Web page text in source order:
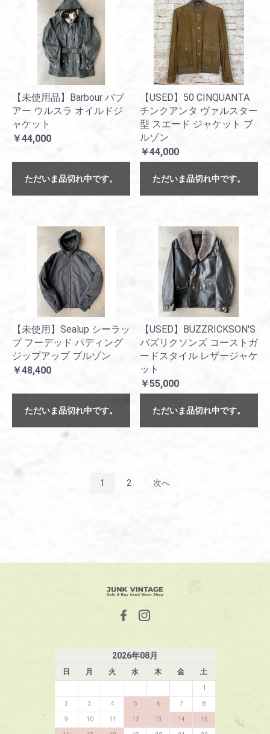
【未使用品】Barbour バブ
アー ウルスラ オイルドジ
ャケット
￥44,000
ただいま品切れ中です。
【USED】50 CINQUANTA
チンクアンタ ヴァルスター
型 スエード ジャケット ブ
ルゾン
￥44,000
ただいま品切れ中です。
【未使用】Sealup シーラッ
プ フーデッド パディング
ジップアップ ブルゾン
￥48,400
ただいま品切れ中です。
【USED】BUZZRICKSON'S
バズリクソンズ コーストガ
ードスタイル レザージャケ
ット
￥55,000
ただいま品切れ中です。
1 2 次へ
2026年08月
日 月 火 水 木 金 土
1
2 3 4 5 6 7 8
9 10 11 12 13 14 15